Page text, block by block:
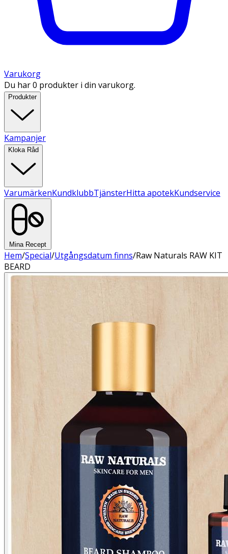
Varukorg
Du har 0 produkter i din varukorg.
Produkter
Kampanjer
Kloka Råd
VarumärkenKundklubbTjänsterHitta apotekKundservice
Mina Recept
Hem/Special/Utgångsdatum finns/Raw Naturals RAW KIT
BEARD